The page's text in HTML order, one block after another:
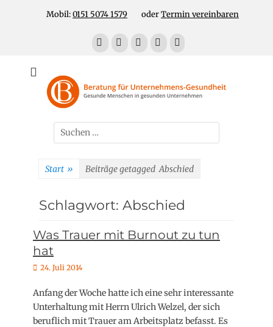
Header Top Menu
Mobil:0151 5074 1579 oderTermin vereinbaren
Facebook
Mail
LinkedInYouTube
Unternehmens-
Gesundheit!
Für gesunde Menschen in gesunden Unternehmen
Suchen
nach:
Start » Beiträge getaggedAbschied
Schlagwort: Abschied
Was Trauer mit Burnout zu tun
hat
P
s
t
e
24. Juli 2014
Anfang der Woche hatte ich eine sehr interessante
Unterhaltung mit Herrn Ulrich Welzel, der sich
beruflich mit Trauer am Arbeitsplatz befasst. Es